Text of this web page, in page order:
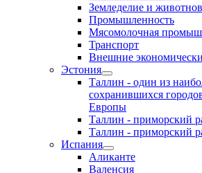
Земледелие и
Промышленность
Мясомолочная
Транспорт
Внешние
Эстония
Таллин - один из
сохранившихся
Европы
Таллин - приморский
Таллин - приморский
Испания
Аликанте
Валенсия